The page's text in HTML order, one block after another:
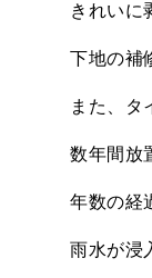
きれいに剥
下地の補修
また、タイ
数年間放置
年数の経
雨水が浸入